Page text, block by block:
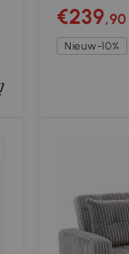
kussens,
slaapkamer
€239,90
Nieuw-10%